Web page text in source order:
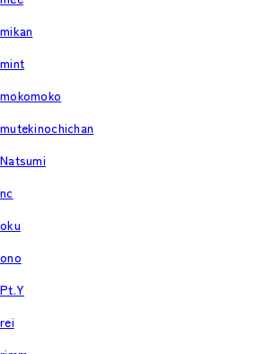
mikan
mint
mokomoko
mutekinochichan
Natsumi
nc
oku
ono
Pt.Y
rei